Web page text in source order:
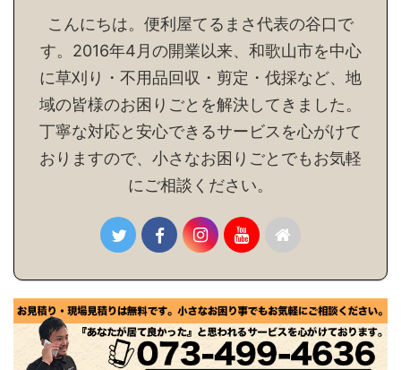
こんにちは。便利屋てるまさ代表の谷口で
す。2016年4月の開業以来、和歌山市を中心
に草刈り・不用品回収・剪定・伐採など、地
域の皆様のお困りごとを解決してきました。
丁寧な対応と安心できるサービスを心がけて
おりますので、小さなお困りごとでもお気軽
にご相談ください。